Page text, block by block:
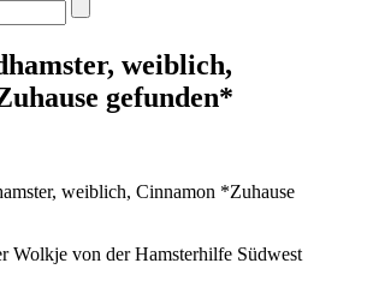
weiblich,
gefunden*
weiblich, Cinnamon *Zuhause